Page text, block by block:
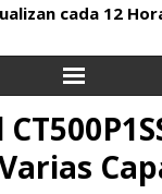
cada 12